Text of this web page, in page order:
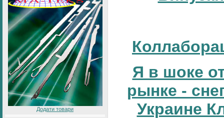
Додати товари
Я в шоке
рынке -
Украине